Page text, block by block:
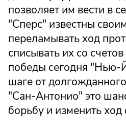
позволяет им вести в
"Сперс" известны
переламывать ход
списывать их со
победы сегодня "Нью-
шаге от
"Сан-Антонио" это
борьбу и изменить